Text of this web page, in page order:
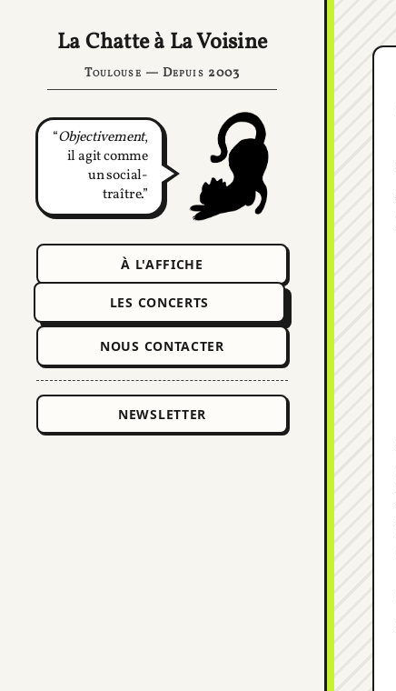
La Chatte à La Voisine
Toulouse — Depuis 2003
Objectivement,
il agit comme
un social-
traître.
À L'AFFICHE
LES CONCERTS
NOUS CONTACTER